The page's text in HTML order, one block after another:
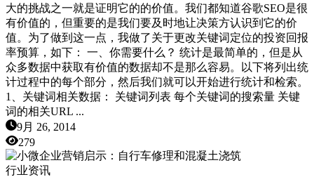
大的挑战之一就是证明它的的价值。我们都知道谷歌SEO是很
有价值的，但重要的是我们要及时地让决策方认识到它的价
值。为了做到这一点，我做了关于更改关键词定位的投资回报
率预算，如下： 一、你需要什么？ 统计是最简单的，但是从
众多数据中获取有价值的数据却不是那么容易。以下将列出统
计过程中的每个部分，然后我们就可以开始进行统计和检索。
1、关键词相关数据： 关键词列表 每个关键词的搜索量 关键
词的相关URL ...
9月 26, 2014
279
行业资讯